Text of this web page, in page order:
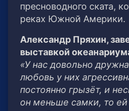
пресноводного ската,
реках Южной Америки.
Александр Пряхин,
выставкой
«У нас довольно
любовь у них
постоянно грызёт, и
он меньше самки, то ей